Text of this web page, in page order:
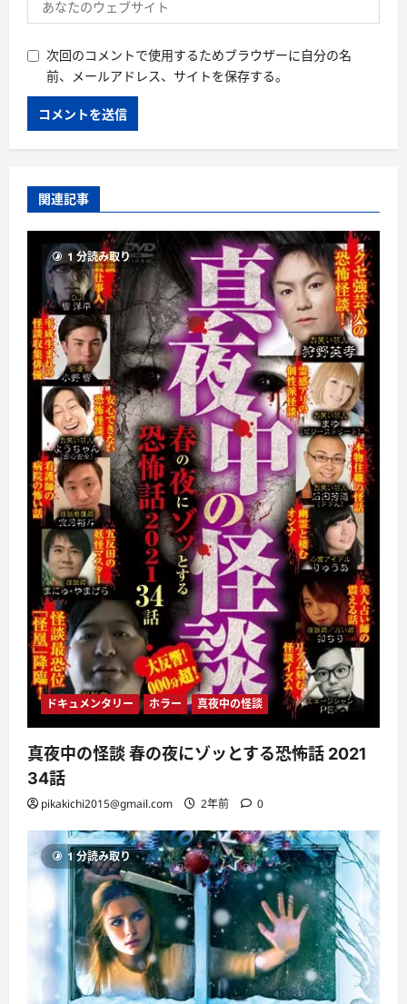
次回のコメントで使用するためブラウザーに自分の名
前、メールアドレス、サイトを保存する。
関連記事
1 分読み取り
ドキュメンタリー ホラー 真夜中の怪談
真夜中の怪談 春の夜にゾッとする恐怖話 2021
34話
pikakichi2015@gmail.com 2年前 0
1 分読み取り